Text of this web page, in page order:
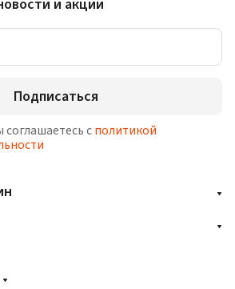
и акции
Подписаться
сполитикой